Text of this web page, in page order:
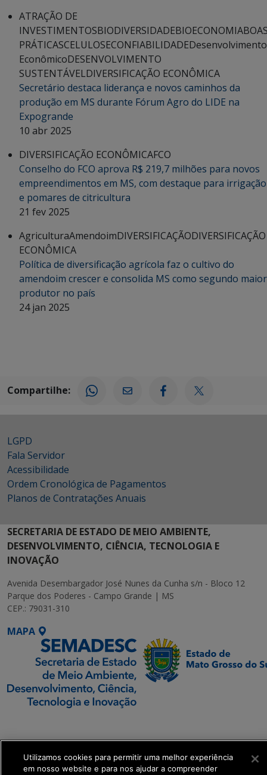
ATRAÇÃO DE
INVESTIMENTOSBIODIVERSIDADEBIOECONOMIA
PRÁTICASCELULOSECONFIABILIDADEDesenvolvimento
EconômicoDESENVOLVIMENTO
SUSTENTÁVELDIVERSIFICAÇÃO ECONÔMICA
Secretário destaca liderança e novos caminhos da
produção em MS durante Fórum Agro do LIDE na
Expogrande
10 abr 2025
DIVERSIFICAÇÃO ECONÔMICAFCO
Conselho do FCO aprova R$ 219,7 milhões para novos
empreendimentos em MS, com destaque para irrigação
e pomares de citricultura
21 fev 2025
AgriculturaAmendoimDIVERSIFICAÇÃODIVERSIFICAÇÃO
ECONÔMICA
Política de diversificação agrícola faz o cultivo do
amendoim crescer e consolida MS como segundo maior
produtor no país
24 jan 2025
Compartilhe:
LGPD
Fala Servidor
Acessibilidade
Ordem Cronológica de Pagamentos
Planos de Contratações Anuais
SECRETARIA DE ESTADO DE MEIO AMBIENTE,
DESENVOLVIMENTO, CIÊNCIA, TECNOLOGIA E
INOVAÇÃO
Avenida Desembargador José Nunes da Cunha s/n - Bloco 12
Parque dos Poderes - Campo Grande | MS
CEP.: 79031-310
MAPA
Executiva de
Transformação Digital
Utilizamos cookies para permitir uma melhor experiência
em nosso website e para nos ajudar a compreender